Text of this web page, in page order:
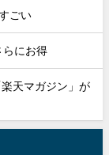
ごい
らにお得
天マガジン」が